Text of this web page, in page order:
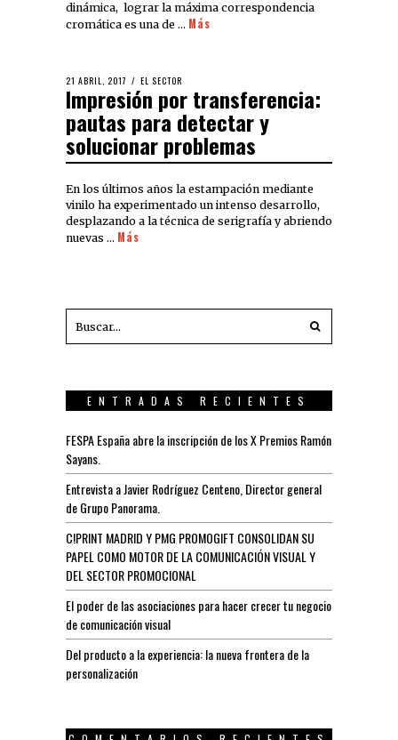
dinámica, lograr la máxima correspondencia
cromática es una de … Más
21 ABRIL, 2017 EL SECTOR
Impresión por transferencia:
pautas para detectar y
solucionar problemas
En los últimos años la estampación mediante
vinilo ha experimentado un intenso desarrollo,
desplazando a la técnica de serigrafía y abriendo
nuevas … Más
ENTRADAS RECIENTES
FESPA España abre la inscripción de los X Premios Ramón
Sayans.
Entrevista a Javier Rodríguez Centeno, Director general
de Grupo Panorama.
C!PRINT MADRID Y PMG PROMOGIFT CONSOLIDAN SU
PAPEL COMO MOTOR DE LA COMUNICACIÓN VISUAL Y
DEL SECTOR PROMOCIONAL
El poder de las asociaciones para hacer crecer tu negocio
de comunicación visual
Del producto a la experiencia: la nueva frontera de la
personalización